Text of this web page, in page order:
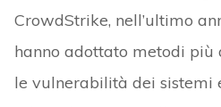
CrowdStrike, nell’ultimo
hanno adottato metodi più
le vulnerabilità dei sistemi